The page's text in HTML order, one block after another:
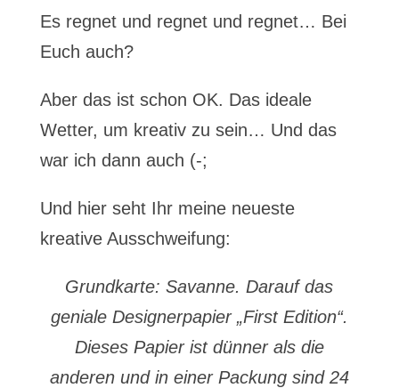
Es regnet und regnet und regnet… Bei
Euch auch?
Aber das ist schon OK. Das ideale
Wetter, um kreativ zu sein… Und das
war ich dann auch (-;
Und hier seht Ihr meine neueste
kreative Ausschweifung:
Grundkarte: Savanne. Darauf das
geniale Designerpapier „First Edition“.
Dieses Papier ist dünner als die
anderen und in einer Packung sind 24